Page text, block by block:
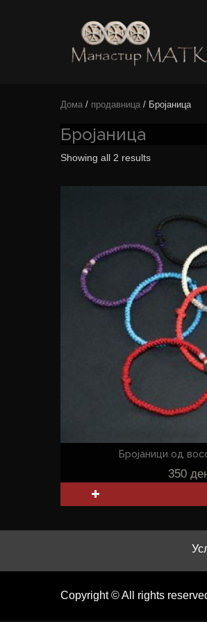
Matka
Дома / продавница / Бројаница
Бројаница
Showing all 2 results
Бројаници од
350
Copyright © All rights